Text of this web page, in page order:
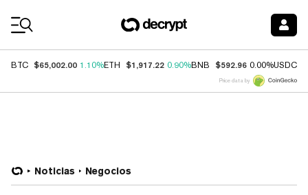
BTC $65,002.00 1.10%ETH $1,917.22 0.90%BNB $592.96 0.00%USDC
Price data by
Noticias Negocios